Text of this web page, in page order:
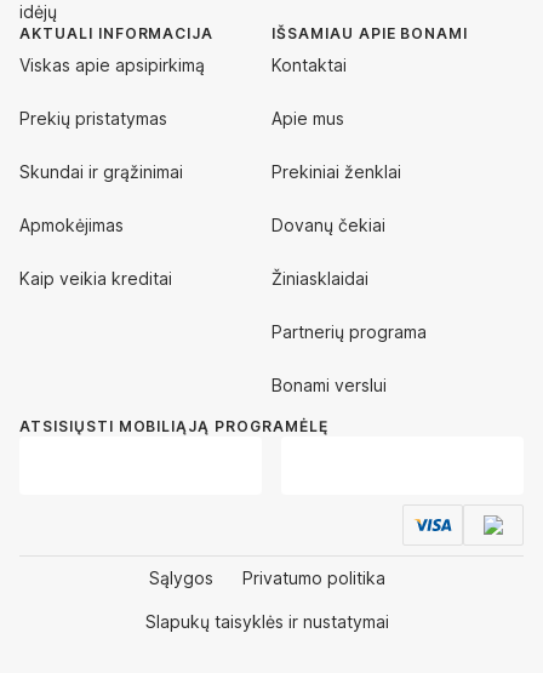
idėjų
AKTUALI INFORMACIJA
Viskas apie apsipirkimą
Prekių pristatymas
Skundai ir grąžinimai
Apmokėjimas
Kaip veikia kreditai
IŠSAMIAU APIE BONAMI
Kontaktai
Apie mus
Prekiniai ženklai
Dovanų čekiai
Žiniasklaidai
Partnerių programa
Bonami verslui
ATSISIŲSTI MOBILIĄJĄ PROGRAMĖLĘ
Sąlygos Privatumo politika
Slapukų taisyklės ir nustatymai